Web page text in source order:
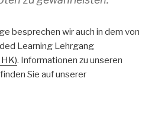
besprechen wir auch in dem von
Learning Lehrgang
. Informationen zu unseren
Sie auf unserer